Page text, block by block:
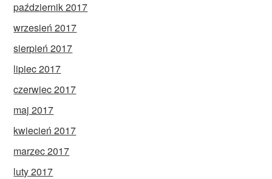
październik 2017
wrzesień 2017
sierpień 2017
lipiec 2017
czerwiec 2017
maj 2017
kwiecień 2017
marzec 2017
luty 2017